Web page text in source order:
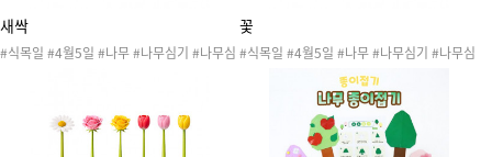
새싹
#식목일 #4월5일 #나무 #나무심기 #나무심
일도안 #식목일활동 #원예활동 #텃밭활동
꽃
#식목일 #4월5일 #나무 #나무심기 #나무심
는날 #자연 #자연물 #꽃 #식물 #작물 #봄 #
봄행사 #식목일행사 #봄도안 #봄활동 #식목
일도안 #식목일활동 #원예활동 #텃밭활동 #
데이지 #튤립